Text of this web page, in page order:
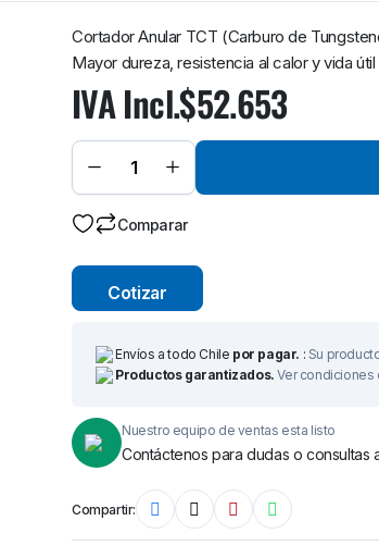
Cortador Anular TCT (Carburo de
Mayor dureza, resistencia al calor y vida
$52.653
IVA Incl.
Cortador
Anular TCT
de
Tungsteno)
Ø 20 mm x
50 mm –
Corte-
quantity
Comparar
Cotizar
Envíos a todo Chile por pagar. : Su
Productos garantizados. Ver condiciones
Nuestro equipo de ventas esta listo
Contáctenos para dudas o consultas
Compartir: